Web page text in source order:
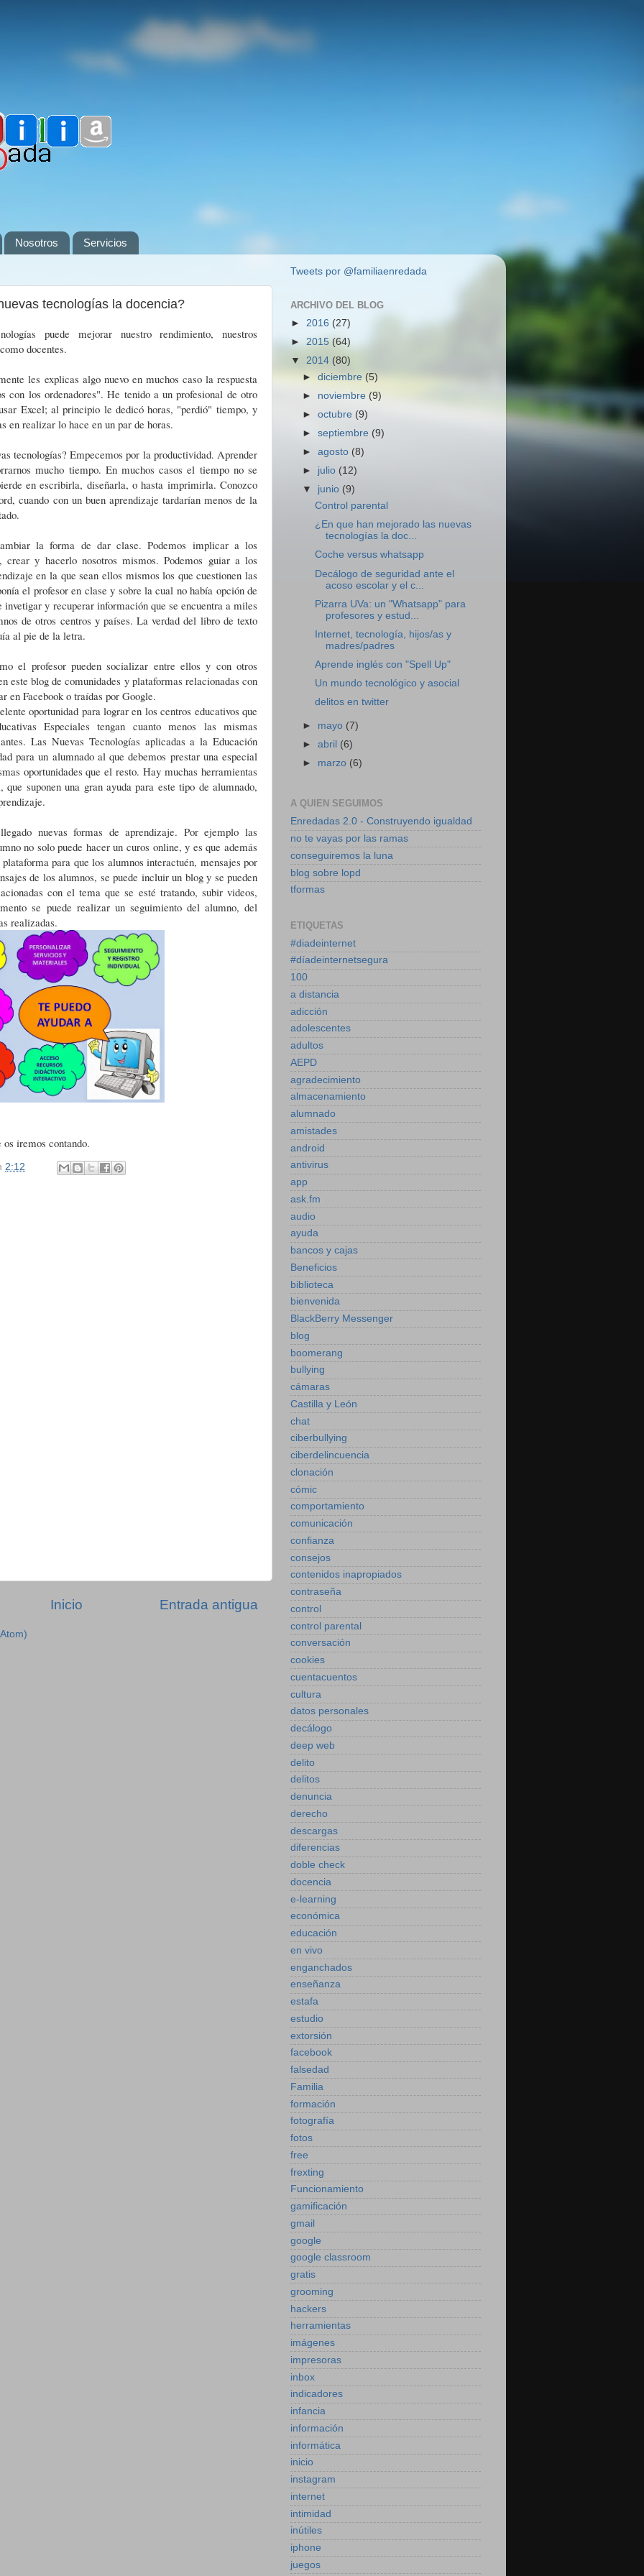
Nosotros Servicios
tecnologías la docencia?
puede mejorar nuestro rendimiento, nuestros
docentes.
les explicas algo nuevo en muchos caso la respuesta
con los ordenadores". He tenido a un profesional de otro
Excel; al principio le dedicó horas, "perdió" tiempo, y
en realizar lo hace en un par de horas.
tecnologías? Empecemos por la productividad. Aprender
mucho tiempo. En muchos casos el tiempo no se
en escribirla, diseñarla, o hasta imprimirla. Conozco
cuando con un buen aprendizaje tardarían menos de la
la forma de dar clase. Podemos implicar a los
crear y hacerlo nosotros mismos. Podemos guiar a los
en la que sean ellos mismos los que cuestionen las
el profesor en clase y sobre la cual no había opción de
y recuperar información que se encuentra a miles
de otros centros y países. La verdad del libro de texto
al pie de la letra.
el profesor pueden socializar entre ellos y con otros
este blog de comunidades y plataformas relacionadas con
en Facebook o traídas por Google.
oportunidad para lograr en los centros educativos que
Especiales tengan cuanto menos las mismas
Las Nuevas Tecnologías aplicadas a la Educación
para un alumnado al que debemos prestar una especial
oportunidades que el resto. Hay muchas herramientas
suponen una gran ayuda para este tipo de alumnado,
nuevas formas de aprendizaje. Por ejemplo las
no solo puede hacer un curos online, y es que además
para que los alumnos interactuén, mensajes por
de los alumnos, se puede incluir un blog y se pueden
con el tema que se esté tratando, subir videos,
se puede realizar un seguimiento del alumno, del
realizadas.
iremos contando.
2:12
Entrada antigua
Inicio
Tweets por @familiaenredada
ARCHIVO DEL BLOG
► 2016 (27)
► 2015 (64)
▼ 2014 (80)
►diciembre (5)
► noviembre (9)
►octubre (9)
►septiembre (9)
►agosto (8)
► julio (12)
▼ junio (9)
Control parental
¿En que han mejorado las nuevas
tecnologías la doc...
Coche versus whatsapp
Decálogo de seguridad ante el
acoso escolar y el c...
Pizarra UVa: un "Whatsapp" para
profesores y estud...
Internet, tecnología, hijos/as y
madres/padres
Aprende inglés con "Spell Up"
Un mundo tecnológico y asocial
delitos en twitter
► mayo (7)
►abril (6)
► marzo (6)
A QUIEN SEGUIMOS
Enredadas 2.0 - Construyendo igualdad
no te vayas por las ramas
conseguiremos la luna
blog sobre lopd
tformas
ETIQUETAS
#diadeinternet
#díadeinternetsegura
100
a distancia
adicción
adolescentes
adultos
AEPD
agradecimiento
almacenamiento
alumnado
amistades
android
antivirus
app
ask.fm
audio
ayuda
bancos y cajas
Beneficios
biblioteca
bienvenida
BlackBerry Messenger
blog
boomerang
bullying
cámaras
Castilla y León
chat
ciberbullying
ciberdelincuencia
clonación
cómic
comportamiento
comunicación
confianza
consejos
contenidos inapropiados
contraseña
control
control parental
conversación
cookies
cuentacuentos
cultura
datos personales
decálogo
deep web
delito
delitos
denuncia
derecho
descargas
diferencias
doble check
docencia
e-learning
económica
educación
en vivo
enganchados
enseñanza
estafa
estudio
extorsión
facebook
falsedad
Familia
formación
fotografía
fotos
free
frexting
Funcionamiento
gamificación
gmail
google
google classroom
gratis
grooming
hackers
herramientas
imágenes
impresoras
inbox
indicadores
infancia
información
informática
inicio
instagram
internet
intimidad
inútiles
iphone
juegos